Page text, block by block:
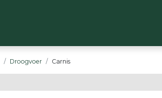
Droogvoer Carnis